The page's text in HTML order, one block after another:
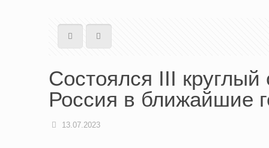
Состоялся III
Россия в ближайшие
13.07.2023